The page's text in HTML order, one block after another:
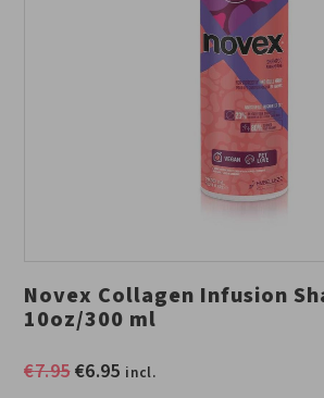
Novex Collagen Infusion
10oz/300 ml
€7.95Oorspronkelijke
€6.95Huidige
incl.